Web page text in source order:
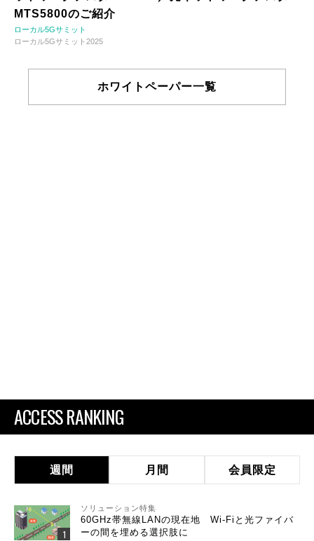
MTS5800のご紹介
ローカル5Gサミット
ローカル5Gサミット2025
ホワイトペーパー一覧
ACCESS RANKING
週間 月間 会員限定
ソリューション特集
60GHz帯無線LANの現在地 Wi-Fiと光ファイバ
ーの間を埋める選択肢に